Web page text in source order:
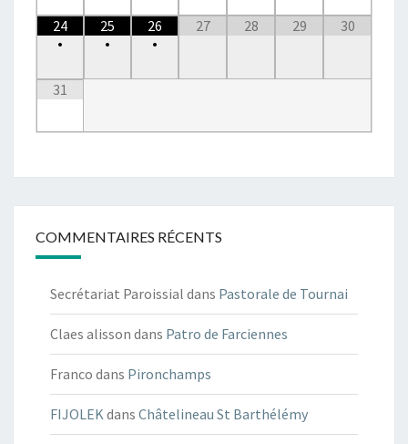
24
•
25
•
26
•
27 28 29 30
31
COMMENTAIRES RÉCENTS
Secrétariat Paroissial dans Pastorale de Tournai
Claes alisson dans Patro de Farciennes
Franco dans Pironchamps
FIJOLEKdans Châtelineau St Barthélémy